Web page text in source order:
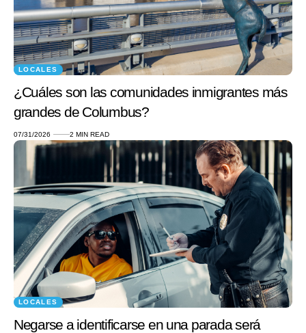
LOCALES
¿Cuáles son las comunidades inmigrantes más
grandes de Columbus?
07/31/2026 2 MIN READ
LOCALES
Negarse a identificarse en una parada será